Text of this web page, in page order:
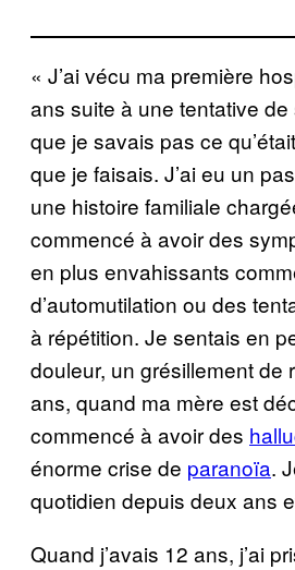
« J’ai vécu ma première
ans suite à une tentative
que je savais pas ce
que je faisais. J’ai eu un
une histoire familiale
commencé à avoir des
en plus envahissants
d’automutilation ou des
à répétition. Je sentais en
douleur, un grésillement de
ans, quand ma mère est
commencé à avoir des
énorme crise de paranoïa.
quotidien depuis deux ans
Quand j’avais 12 ans, j’ai